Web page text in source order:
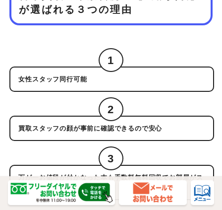
が選ばれる３つの理由
1
女性スタッフ同行可能
2
買取スタッフの顔が事前に確認できるので安心
3
万が一お値段が付かなった本も手数料無料回収でお部屋がス
ッキリ